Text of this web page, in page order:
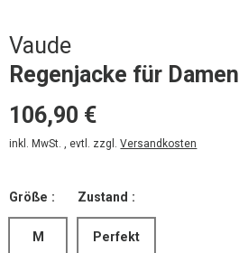
Vaude
Regenjacke für Damen
106,90 €
inkl. MwSt. , evtl. zzgl.Versandkosten
Größe :
M
Zustand :
Perfekt